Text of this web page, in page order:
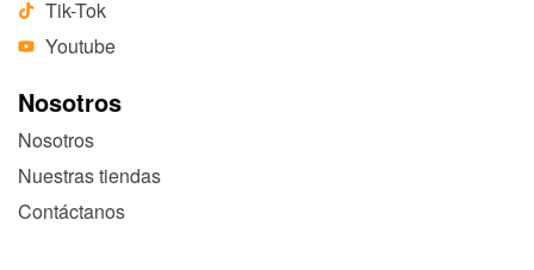
Tik-Tok
Youtube
Nosotros
Nosotros
Nuestras tiendas
Contáctanos